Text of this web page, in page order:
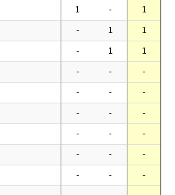
1 - 1
- 1 1
- 1 1
- - -
- - -
- - -
- - -
- - -
- - -